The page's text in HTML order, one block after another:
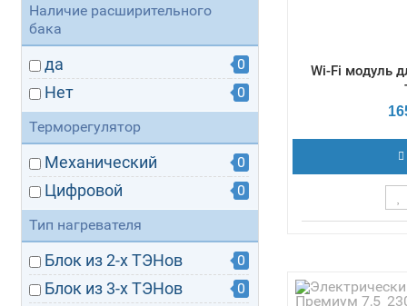
Наличие расширительного
бака
да 0
Нет 0
Терморегулятор
Механический 0
Цифровой 0
Тип нагревателя
Блок из 2-х ТЭНов 0
Блок из 3-х ТЭНов 0
Wi-Fi модуль
Частотный